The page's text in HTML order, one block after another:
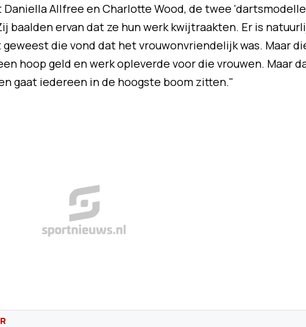
Allfree en Charlotte Wood, de twee
baalden ervan dat ze hun werk kwijtraakten. Er is
die vond dat het vrouwonvriendelijk was. Maar
hoop geld en werk opleverde voor die vrouwen. Maar
gaat iedereen in de hoogste boom zitten."